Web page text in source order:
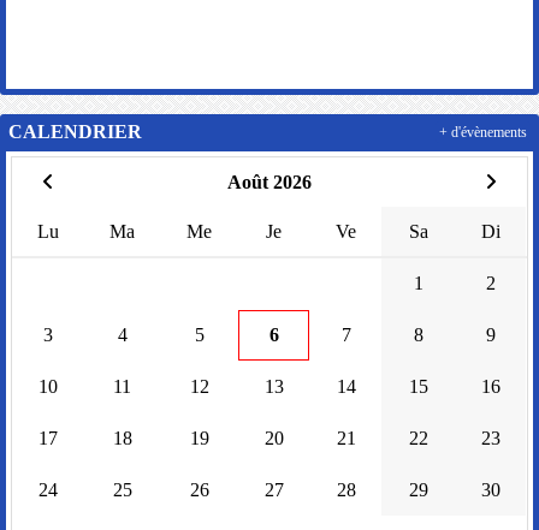
CALENDRIER
Août 2026
Lu Ma Me Je Ve Sa Di
1 2
3 4 5 6 7 8 9
10 11 12 13 14 15 16
17 18 19 20 21 22 23
24 25 26 27 28 29 30
+ d'évènements